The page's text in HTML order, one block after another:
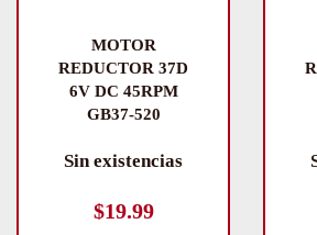
MOTOR
REDUCTOR 37D
6V DC 45RPM
GB37-520
Sin existencias
$19.99